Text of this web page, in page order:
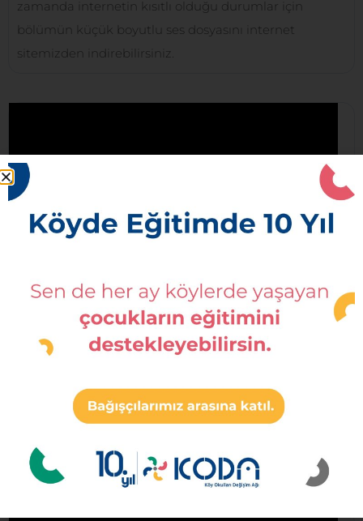
zamanda internetin kısıtlı olduğu durumlar için
bölümün küçük boyutlu ses dosyasını internet
sitemizden indirebilirsiniz.
6.Bölüm – Kırlangıç Zizi
arkadaşları Kırlangıç Zizi’nin ve saat kulesinin
hikayesini dinliyorlar. Anlatımını Orff-Schulwerk
Elementer Müzik ve Hareket Eğitmeni Ezgi Tatar’ın
hesaplarımız üzerinden izleyebilir, aynı zamanda
internetin kısıtlı olduğu durumlar için bölümün küçük
indirebilirsiniz.